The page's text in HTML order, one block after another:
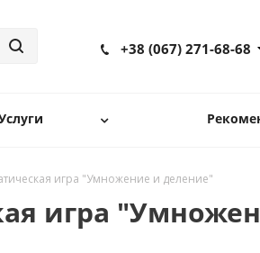
+38 (067) 271-68-68
игра "Умножение и деление"
игра